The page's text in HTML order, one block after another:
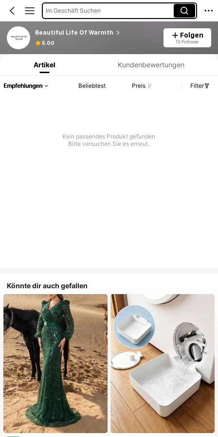
Im Geschäft Suchen
Beautiful Life Of Warmth
5.00
Folgen
13 Follower
Produktinformation: Preisangabe, Verkaufs- und Lagerbestandsdetails.
Artikel Kundenbewertungen
Empfehlungen Beliebtest Preis Filter
Kein passendes Produkt gefunden
Bitte versuchen Sie es erneut.
Könnte dir auch gefallen